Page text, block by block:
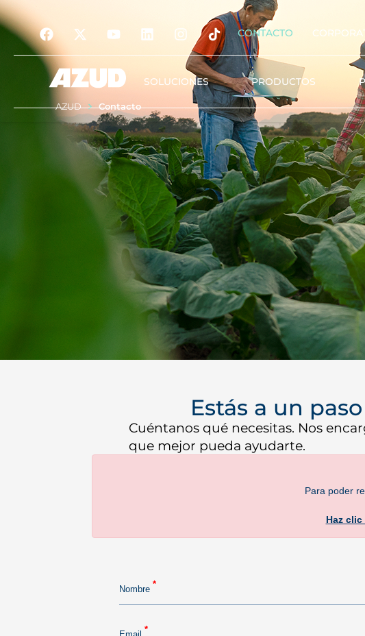
CONTACTO
SOLUCIONES PRODUCTOS
Riego
Filtración
Automatización y gestión
digital
Tratamiento del agua
Nutrición vegetal
AZUD Contacto
Estás a un
Cuéntanos qué necesitas. Nos
que mejor pueda ayudarte.